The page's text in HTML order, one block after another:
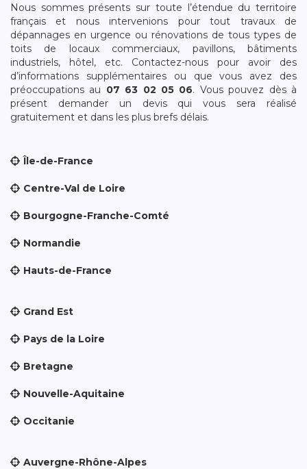
Nous sommes présents sur toute l’étendue du territoire
français et nous intervenions pour tout travaux de
dépannages en urgence ou rénovations de tous types de
toits de locaux commerciaux, pavillons, bâtiments
industriels, hôtel, etc. Contactez-nous pour avoir des
d’informations supplémentaires ou que vous avez des
préoccupations au 07 63 02 05 06. Vous pouvez dès à
présent demander un devis qui vous sera réalisé
gratuitement et dans les plus brefs délais.
Île-de-France
Centre-Val de Loire
Bourgogne-Franche-Comté
Normandie
Hauts-de-France
Grand Est
Pays de la Loire
Bretagne
Nouvelle-Aquitaine
Occitanie
Auvergne-Rhône-Alpes